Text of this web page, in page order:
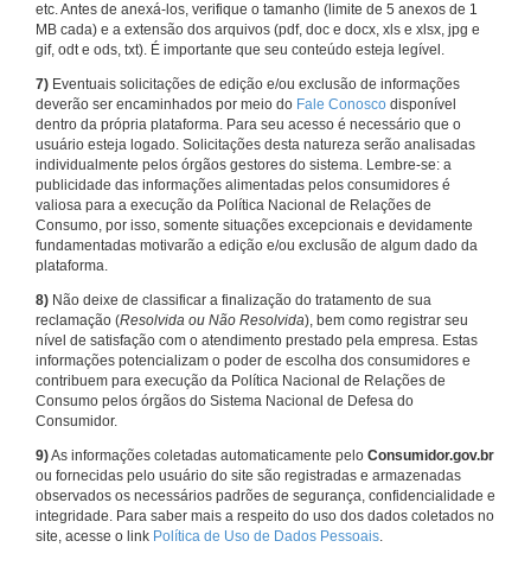
etc. Antes de anexá-los, verifique o tamanho (limite de 5 anexos de 1
MB cada) e a extensão dos arquivos (pdf, doc e docx, xls e xlsx, jpg e
gif, odt e ods, txt). É importante que seu conteúdo esteja legível.
7) Eventuais solicitações de edição e/ou exclusão de informações
deverão ser encaminhados por meio do Fale Conosco disponível
dentro da própria plataforma. Para seu acesso é necessário que o
usuário esteja logado. Solicitações desta natureza serão analisadas
individualmente pelos órgãos gestores do sistema. Lembre-se: a
publicidade das informações alimentadas pelos consumidores é
valiosa para a execução da Política Nacional de Relações de
Consumo, por isso, somente situações excepcionais e devidamente
fundamentadas motivarão a edição e/ou exclusão de algum dado da
plataforma.
8) Não deixe de classificar a finalização do tratamento de sua
reclamação (Resolvida ou Não Resolvida), bem como registrar seu
nível de satisfação com o atendimento prestado pela empresa. Estas
informações potencializam o poder de escolha dos consumidores e
contribuem para execução da Política Nacional de Relações de
Consumo pelos órgãos do Sistema Nacional de Defesa do
Consumidor.
9)As informações coletadas automaticamente pelo Consumidor.gov.br
ou fornecidas pelo usuário do site são registradas e armazenadas
observados os necessários padrões de segurança, confidencialidade e
integridade. Para saber mais a respeito do uso dos dados coletados no
site, acesse o link Política de Uso de Dados Pessoais.